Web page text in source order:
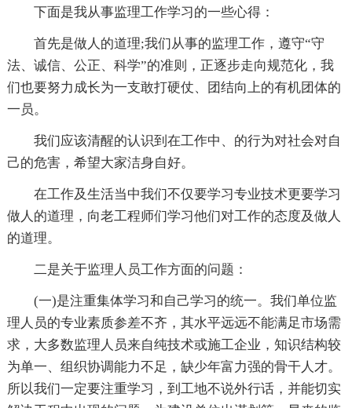
下面是我从事监理工作学习的一些心得：
首先是做人的道理;我们从事的监理工作，遵守“守
法、诚信、公正、科学”的准则，正逐步走向规范化，我
们也要努力成长为一支敢打硬仗、团结向上的有机团体的
一员。
我们应该清醒的认识到在工作中、的行为对社会对自
己的危害，希望大家洁身自好。
在工作及生活当中我们不仅要学习专业技术更要学习
做人的道理，向老工程师们学习他们对工作的态度及做人
的道理。
二是关于监理人员工作方面的问题：
(一)是注重集体学习和自己学习的统一。我们单位监
理人员的专业素质参差不齐，其水平远远不能满足市场需
求，大多数监理人员来自纯技术或施工企业，知识结构较
为单一、组织协调能力不足，缺少年富力强的骨干人才。
所以我们一定要注重学习，到工地不说外行话，并能切实